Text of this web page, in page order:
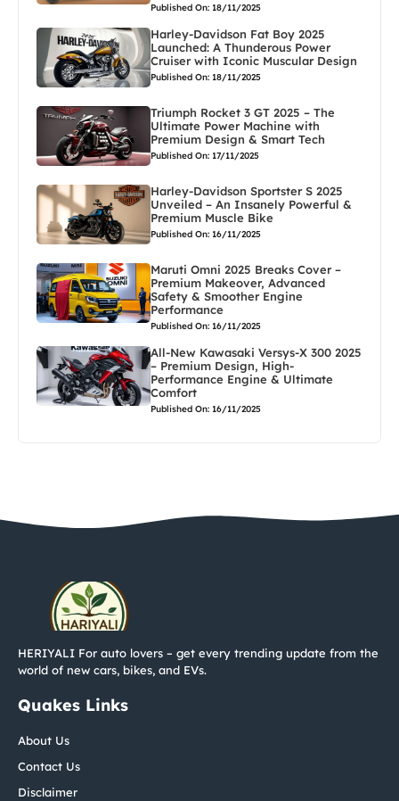
Published On: 18/11/2025
Harley-Davidson Fat Boy 2025
Launched: A Thunderous Power
Cruiser with Iconic Muscular Design
Published On: 18/11/2025
Triumph Rocket 3 GT 2025 – The
Ultimate Power Machine with
Premium Design & Smart Tech
Published On: 17/11/2025
Harley-Davidson Sportster S 2025
Unveiled – An Insanely Powerful &
Premium Muscle Bike
Published On: 16/11/2025
Maruti Omni 2025 Breaks Cover –
Premium Makeover, Advanced
Safety & Smoother Engine
Performance
Published On: 16/11/2025
All-New Kawasaki Versys-X 300 2025
– Premium Design, High-
Performance Engine & Ultimate
Comfort
Published On: 16/11/2025
HERIYALI For auto lovers – get every trending update from the
world of new cars, bikes, and EVs.
Quakes Links
About Us
Contact Us
Disclaimer